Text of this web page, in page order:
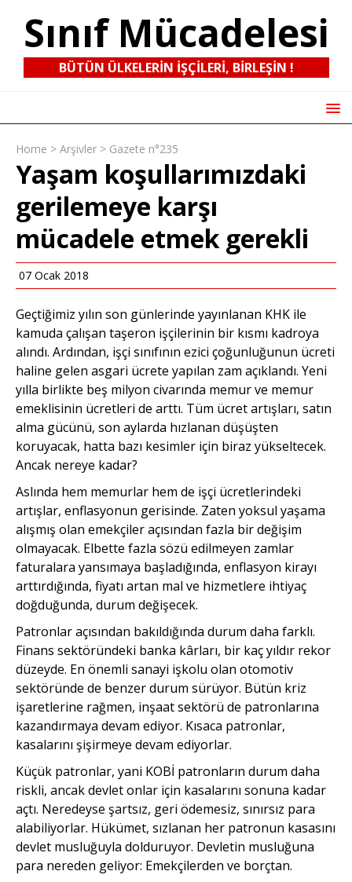
Sınıf Mücadelesi
BÜTÜN ÜLKELERIN IŞÇILERI, BIRLEŞIN !
Home > Arşivler > Gazete n°235
Yaşam koşullarımızdaki
gerilemeye karşı
mücadele etmek gerekli
07 Ocak 2018
Geçtiğimiz yılın son günlerinde yayınlanan KHK ile
kamuda çalışan taşeron işçilerinin bir kısmı kadroya
alındı. Ardından, işçi sınıfının ezici çoğunluğunun ücreti
haline gelen asgari ücrete yapılan zam açıklandı. Yeni
yılla birlikte beş milyon civarında memur ve memur
emeklisinin ücretleri de arttı. Tüm ücret artışları, satın
alma gücünü, son aylarda hızlanan düşüşten
koruyacak, hatta bazı kesimler için biraz yükseltecek.
Ancak nereye kadar?
Aslında hem memurlar hem de işçi ücretlerindeki
artışlar, enflasyonun gerisinde. Zaten yoksul yaşama
alışmış olan emekçiler açısından fazla bir değişim
olmayacak. Elbette fazla sözü edilmeyen zamlar
faturalara yansımaya başladığında, enflasyon kirayı
arttırdığında, fiyatı artan mal ve hizmetlere ihtiyaç
doğduğunda, durum değişecek.
Patronlar açısından bakıldığında durum daha farklı.
Finans sektöründeki banka kârları, bir kaç yıldır rekor
düzeyde. En önemli sanayi işkolu olan otomotiv
sektöründe de benzer durum sürüyor. Bütün kriz
işaretlerine rağmen, inşaat sektörü de patronlarına
kazandırmaya devam ediyor. Kısaca patronlar,
kasalarını şişirmeye devam ediyorlar.
Küçük patronlar, yani KOBİ patronların durum daha
riskli, ancak devlet onlar için kasalarını sonuna kadar
açtı. Neredeyse şartsız, geri ödemesiz, sınırsız para
alabiliyorlar. Hükümet, sızlanan her patronun kasasını
devlet musluğuyla dolduruyor. Devletin musluğuna
para nereden geliyor: Emekçilerden ve borçtan.